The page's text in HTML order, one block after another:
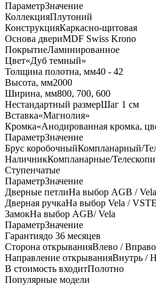
ПараметрЗначение
КоллекцияПлутоний
КонструкцияКаркасно-щитовая
Основа двериMDF Swiss Krono
ПокрытиеЛаминированное
Цвет«Дуб темный»
Толщина полотна, мм40 - 42
Высота, мм2000
Ширина, мм800, 700, 600
Нестандартный размерШаг 1 см
Вставка«Магнолия»
Кромка«Анодированная кромка,
ПараметрЗначение
Брус коробочныйКомпланарный/
НаличникКомпланарные/
Ступенчатые
ПараметрЗначение
Дверные петлиНа выбор AGB /
Дверная ручкаНа выбор Vela / VSTE
ЗамокНа выбор AGB/ Vela
ПараметрЗначение
Гарантиядо 36 месяцев
Сторона открыванияВлево / Вправо
Направление открыванияВнутрь /
В стоимость входитПолотно
Популярные модели